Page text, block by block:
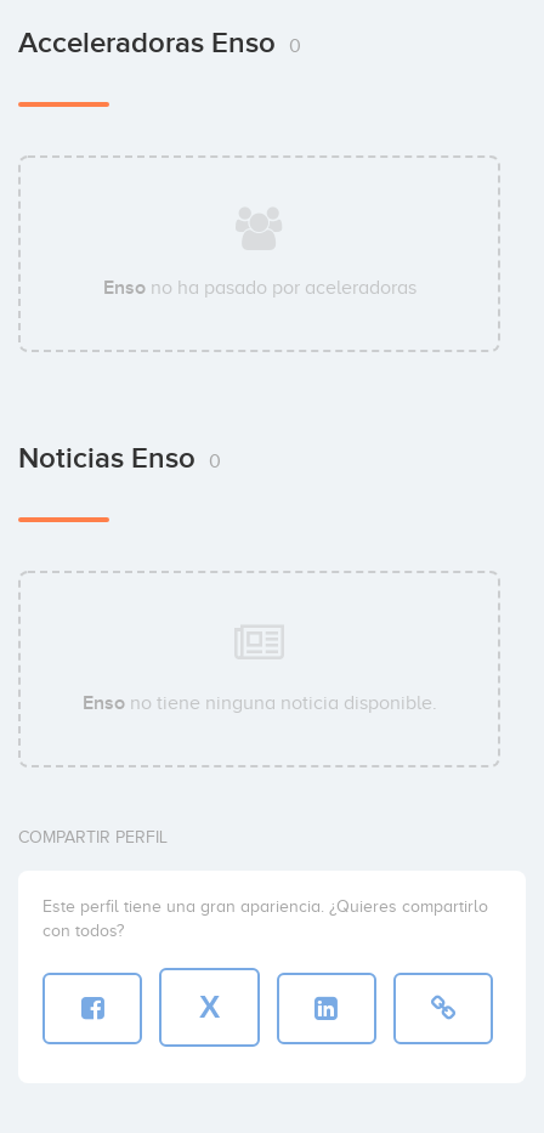
Acceleradoras Enso 0
Ensono ha pasado por aceleradoras
Noticias Enso 0
Ensono tiene ninguna noticia disponible.
COMPARTIR PERFIL
Este perfil tiene una gran apariencia. ¿Quieres compartirlo
con todos?
X